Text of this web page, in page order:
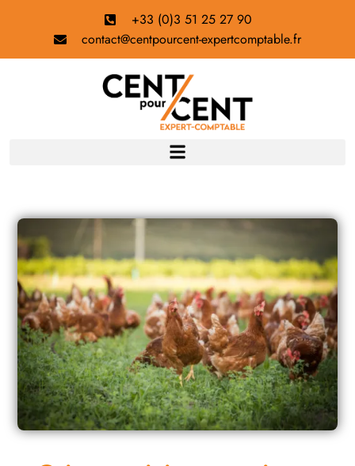
+33 (0)3 51 25 27 90
contact@centpourcent-expertcomptable.fr